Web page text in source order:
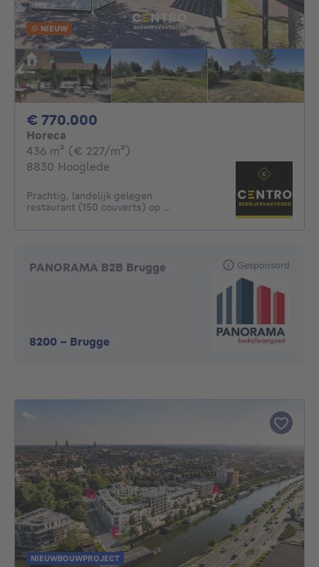
NIEUW
€ 770.000
Horeca
436 m² vierkante meters
(€ 227/m²)
8830 Hooglede
Prachtig, landelijk gelegen
restaurant (150 couverts) op ...
PANORAMA B2B Brugge
8200 - Brugge
Gesponsord
NIEUWBOUWPROJECT